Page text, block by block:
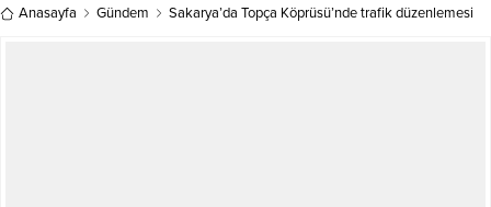
Anasayfa Gündem Sakarya’da Topça Köprüsü’nde trafik düzenlemesi